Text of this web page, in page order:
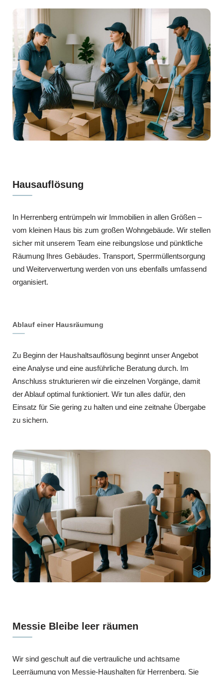
Hausauflösung
In Herrenberg entrümpeln wir Immobilien in allen Größen –
vom kleinen Haus bis zum großen Wohngebäude. Wir stellen
sicher mit unserem Team eine reibungslose und pünktliche
Räumung Ihres Gebäudes. Transport, Sperrmüllentsorgung
und Weiterverwertung werden von uns ebenfalls umfassend
organisiert.
Ablauf einer Hausräumung
Zu Beginn der Haushaltsauflösung beginnt unser Angebot
eine Analyse und eine ausführliche Beratung durch. Im
Anschluss strukturieren wir die einzelnen Vorgänge, damit
der Ablauf optimal funktioniert. Wir tun alles dafür, den
Einsatz für Sie gering zu halten und eine zeitnahe Übergabe
zu sichern.
Messie Bleibe leer räumen
Wir sind geschult auf die vertrauliche und achtsame
Leerräumung von Messie-Haushalten für Herrenberg. Sie